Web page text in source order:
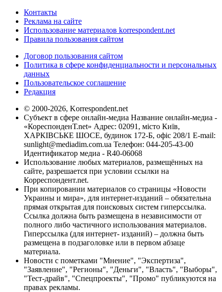
Контакты
Реклама на сайте
Использование материалов korrespondent.net
Правила пользования сайтом
Договор пользования сайтом
Политика в сфере конфиденциальности и персональных
данных
Пользовательское соглашение
Редакция
© 2000-2026, Korrespondent.net
Субъект в сфере онлайн-медиа Название онлайн-медиа -
«КореспонденТ.net» Адрес: 02091, місто Київ,
ХАРКІВСЬКЕ ШОСЕ, будинок 172-Б, офіс 208/1 E-mail:
sunlight@mediadim.com.ua Телефон: 044-205-43-00
Идентификатор медиа - R40-06068
Использование любых материалов, размещённых на
сайте, разрешается при условии ссылки на
Корреспондент.net.
При копировании материалов со страницы «Новости
Украины и мира», для интернет-изданий – обязательна
прямая открытая для поисковых систем гиперссылка.
Ссылка должна быть размещена в независимости от
полного либо частичного использования материалов.
Гиперссылка (для интернет- изданий) – должна быть
размещена в подзаголовке или в первом абзаце
материала.
Новости с пометками "Мнение", "Экспертиза",
"Заявление", "Регионы", "Деньги", "Власть", "Выборы",
"Тест-драйв", "Спецпроекты", "Промо" публикуются на
правах рекламы.